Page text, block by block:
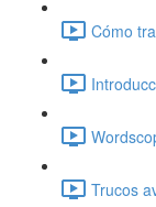
Cómo
Trucos